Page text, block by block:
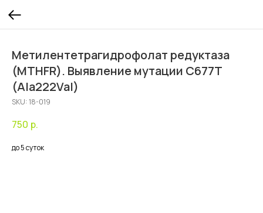
Метилентетрагидрофолат редуктаза
(MTHFR). Выявление мутации C677T
(Ala222Val)
SKU:18-019
750 р.
до 5 суток